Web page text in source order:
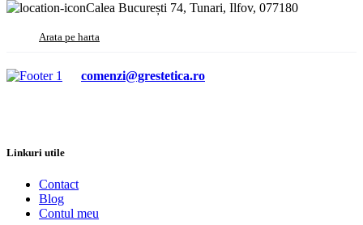
Calea București 74, Tunari, Ilfov, 077180
Arata pe harta
comenzi@grestetica.ro
Linkuri utile
Contact
Blog
Contul meu